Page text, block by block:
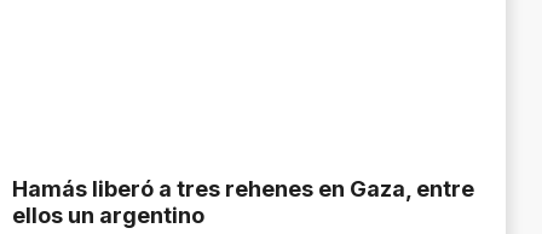
Hamás liberó a tres rehenes en Gaza, entre
ellos un argentino